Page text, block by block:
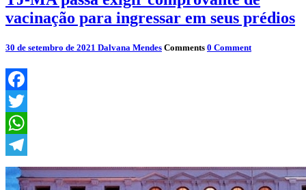
vacinação para ingressar em seus prédios
30 de setembro de 2021 Dalvana Mendes Comments 0 Comment
Facebook
Twitter
WhatsApp
Telegram